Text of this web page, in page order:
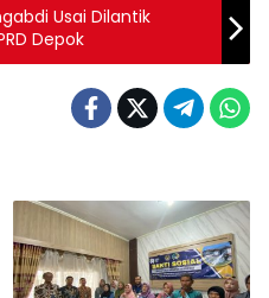
Usai Dilantik
Depok